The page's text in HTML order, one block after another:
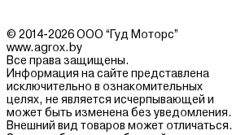
© 2014-2026 ООО “Гуд Моторс”
www.agrox.by
Все права защищены.
Информация на сайте представлена
исключительно в ознакомительных
целях, не является исчерпывающей и
может быть изменена без уведомления.
Внешний вид товаров может отличаться.